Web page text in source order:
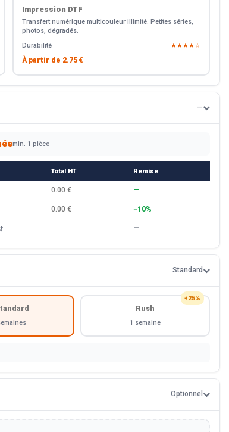
Impression DTF
Transfert numérique multicouleur illimité. Petites séries,
photos, dégradés.
Durabilité
★★★★☆
À partir de 2.75 €
—
min. 1 pièce
Total HT Remise
0.00 € —
0.00 € −10%
—
Standard
+25%
Rush
1 semaine
Optionnel